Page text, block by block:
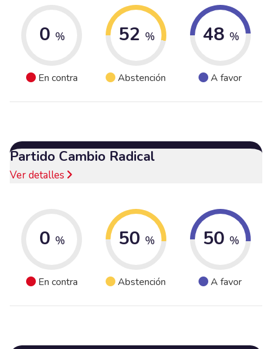
0 %
En contra
52 %
Abstención
48 %
A favor
Partido Cambio Radical
Ver detalles
0 %
En contra
50 %
Abstención
50 %
A favor